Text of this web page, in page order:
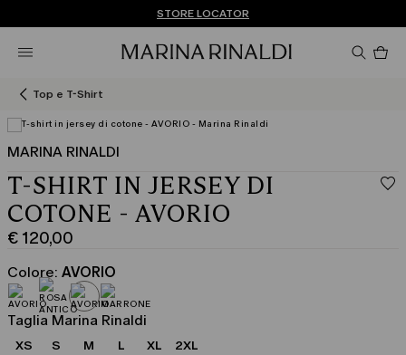
SPEDIZIONI E RESI GRATUITI
Non hai un MyAccount? REGISTRATI SUBITO
STORE LOCATOR
Top e T-Shirt
MARINA RINALDI
T-SHIRT IN JERSEY DI
COTONE - AVORIO
€ 120,00
Prezzo
corrente
€
120,00
Colore: AVORIO
Taglia Marina Rinaldi
XS S M L XL 2XL